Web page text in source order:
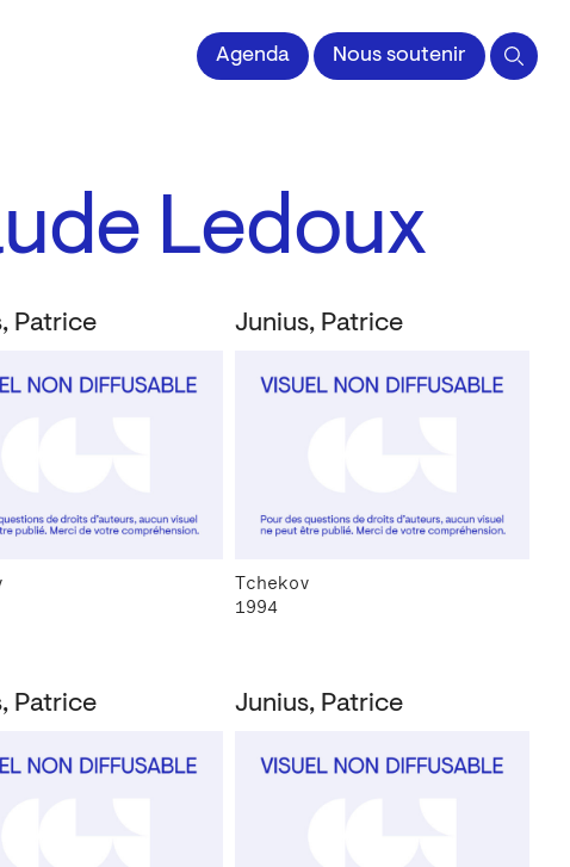
Agenda Nous soutenir
Ledoux
Patrice Junius, Patrice
Tchekov
1994
Patrice Junius, Patrice